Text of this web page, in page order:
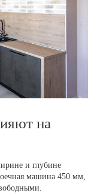
на
и глубине
машина 450 мм,